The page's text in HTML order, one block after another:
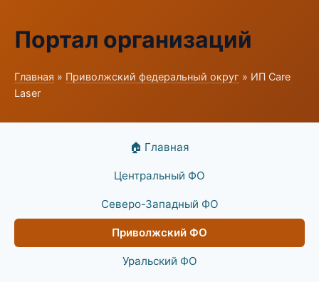
Портал организаций
Главная » Приволжский федеральный округ » ИП Care
Laser
🏠 Главная
Центральный ФО
Северо-Западный ФО
Приволжский ФО
Уральский ФО